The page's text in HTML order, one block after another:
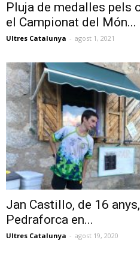
Pluja de medalles pels
el Campionat del Món...
Ultres Catalunya - agost 1, 2021
Jan Castillo, de 16
Pedraforca en...
Ultres Catalunya - agost 19, 2020